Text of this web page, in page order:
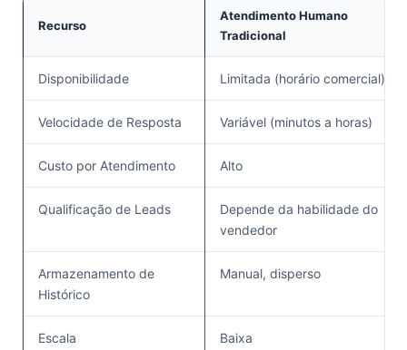
Recurso
Atendimento Humano
Tradicional
Disponibilidade Limitada (horário comercial)
Velocidade de Resposta Variável (minutos a horas)
Custo por Atendimento Alto
Qualificação de Leads
Depende da habilidade do
vendedor
Armazenamento de
Histórico
Manual, disperso
Escala Baixa